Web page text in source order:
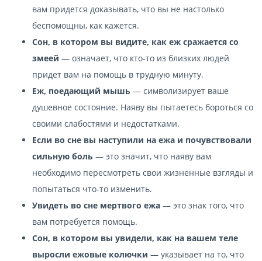
вам придется доказывать, что вы не настолько
беспомощны, как кажется.
Сон, в котором вы видите, как еж сражается со
змеей — означает, что кто-то из близких людей
придет вам на помощь в трудную минуту.
Еж, поедающий мышь — символизирует ваше
душевное состояние. Наяву вы пытаетесь бороться со
своими слабостями и недостатками.
Если во сне вы наступили на ежа и почувствовали
сильную боль — это значит, что наяву вам
необходимо пересмотреть свои жизненные взгляды и
попытаться что-то изменить.
Увидеть во сне мертвого ежа — это знак того, что
вам потребуется помощь.
Сон, в котором вы увидели, как на вашем теле
выросли ежовые колючки — указывает на то, что